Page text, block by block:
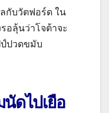
กับวัตฟอร์ด ใน
อลุ้นว่าโจต้าจะ
ปวดขมับ
ดไปเยือ